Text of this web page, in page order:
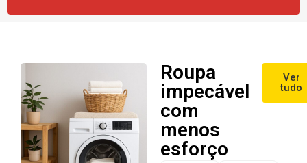
Roupa
impecável
com
menos
esforço
Ver
tudo